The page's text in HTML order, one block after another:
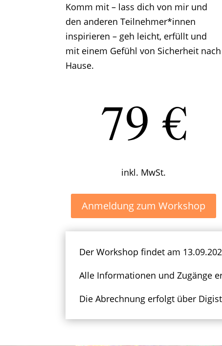
Komm mit – lass dich von mir und
den anderen Teilnehmer*innen
inspirieren – geh leicht, erfüllt und
mit einem Gefühl von Sicherheit nach
Hause.
79 €
inkl. MwSt.
Anmeldung zum Workshop
Der Workshop findet am
Alle Informationen und Zugänge
Die Abrechnung erfolgt über